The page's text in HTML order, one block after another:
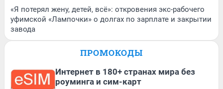
«Я потерял жену, детей, всё»: откровения экс-рабочего
уфимской «Лампочки» о долгах по зарплате и закрытии
завода
ПРОМОКОДЫ
Интернет в 180+ странах мира без
роуминга и сим-карт